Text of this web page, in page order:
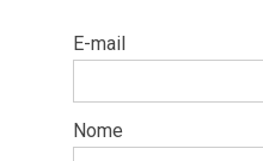
E-mail
Nome